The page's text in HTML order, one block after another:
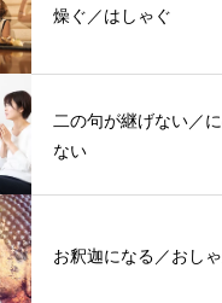
燥ぐ／はしゃぐ
二の句が継げない／
ない
お釈迦になる／おし